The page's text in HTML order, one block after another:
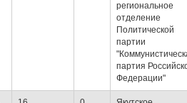
региональное
отделение
Политической
партии
партия
Федерации"